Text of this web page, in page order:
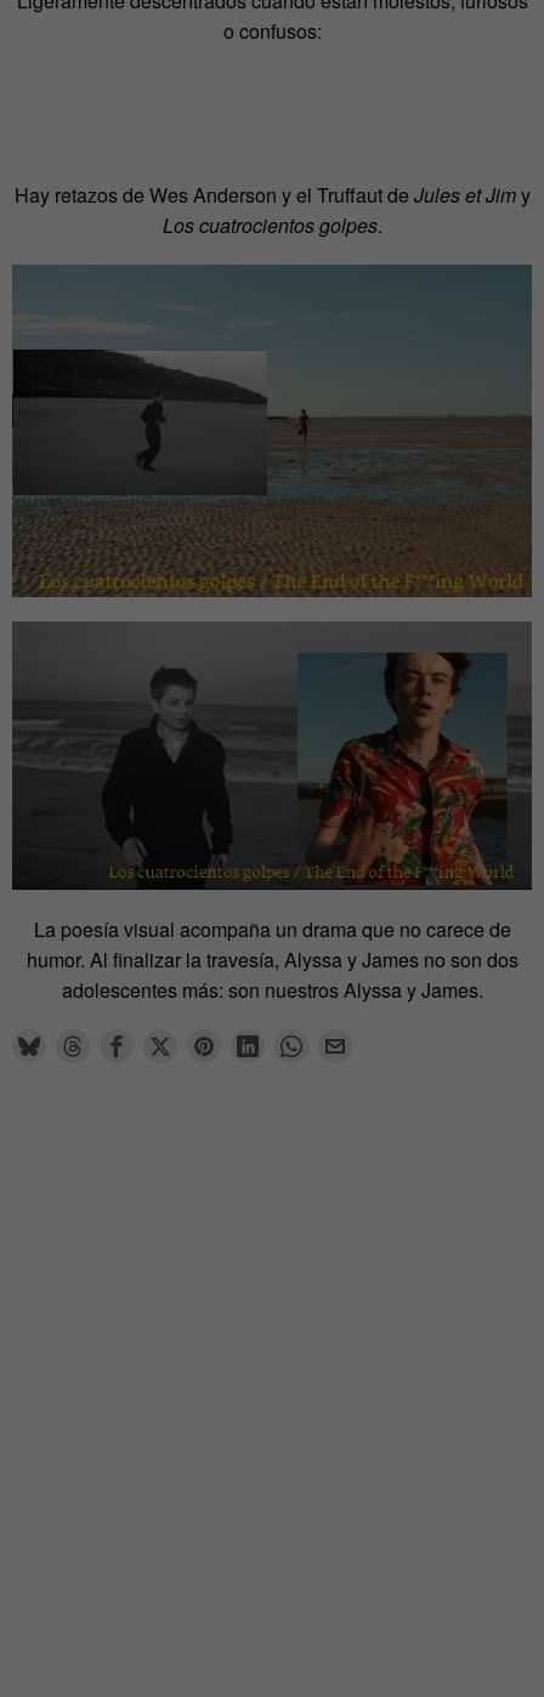
o confusos:
Hay retazos de Wes Anderson y el Truffaut de Jules et Jimy
Los cuatrocientos golpes.
La poesía visual acompaña un drama que no carece de
humor. Al finalizar la travesía, Alyssa y James no son dos
adolescentes más: son nuestros Alyssa y James.